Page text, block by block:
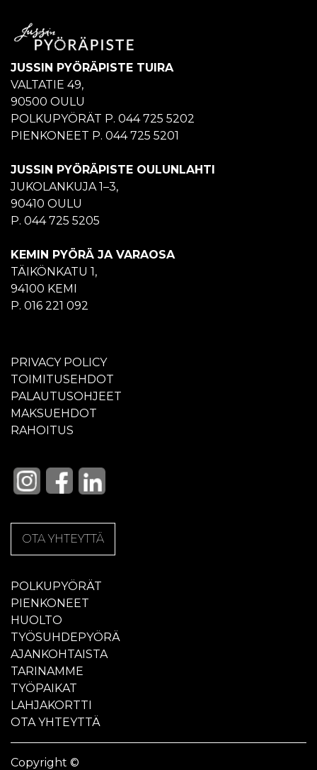
JUSSIN PYÖRÄPISTE TUIRA
VALTATIE 49,
90500 OULU
POLKUPYÖRÄT P. 044 725 5202
PIENKONEET P. 044 725 5201
JUSSIN PYÖRÄPISTE OULUNLAHTI
JUKOLANKUJA 1–3,
90410 OULU
P. 044 725 5205
KEMIN PYÖRÄ JA VARAOSA
TÄIKÖNKATU 1,
94100 KEMI
P. 016 221 092
PRIVACY POLICY
TOIMITUSEHDOT
PALAUTUSOHJEET
MAKSUEHDOT
RAHOITUS
OTA YHTEYTTÄ
POLKUPYÖRÄT
PIENKONEET
HUOLTO
TYÖSUHDEPYÖRÄ
AJANKOHTAISTA
TARINAMME
TYÖPAIKAT
LAHJAKORTTI
OTA YHTEYTTÄ
Copyright ©